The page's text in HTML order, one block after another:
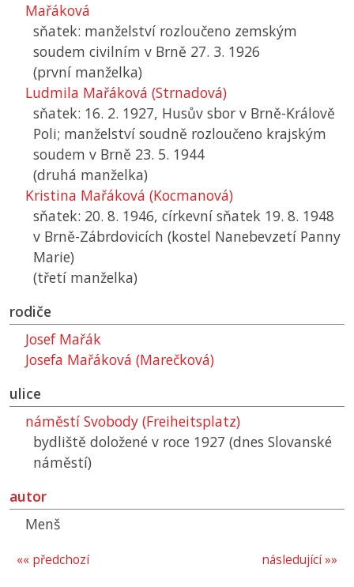
Mařáková
sňatek: manželství rozloučeno zemským
soudem civilním v Brně 27. 3. 1926
(první manželka)
Ludmila Mařáková (Strnadová)
sňatek: 16. 2. 1927, Husův sbor v Brně-Králově
Poli; manželství soudně rozloučeno krajským
soudem v Brně 23. 5. 1944
(druhá manželka)
Kristina Mařáková (Kocmanová)
sňatek: 20. 8. 1946, církevní sňatek 19. 8. 1948
v Brně-Zábrdovicích (kostel Nanebevzetí Panny
Marie)
(třetí manželka)
rodiče
Josef Mařák
Josefa Mařáková (Marečková)
ulice
náměstí Svobody (Freiheitsplatz)
bydliště doložené v roce 1927 (dnes Slovanské
náměstí)
autor
Menš
následující »»
«« předchozí